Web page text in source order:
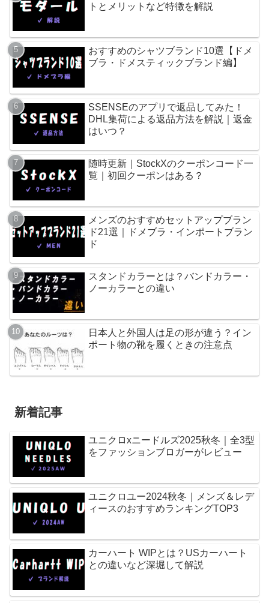
トとメリットなど特徴を解説
おすすめのシャツブランド10選【ドメ
ブラ・ドメスティックブランド編】
SSENSEのアプリで返品してみた！
DHL集荷による返品方法を解説｜返金
はいつ？
随時更新｜StockXのクーポンコード一
覧｜初回クーポンはある？
メンズのおすすめセットアップブラン
ド21選｜ドメブラ・インポートブラン
ド
スタンドカラーとは？バンドカラー・
ノーカラーとの違い
日本人と外国人は足の形が違う？イン
ポート物の靴を履くときの注意点
新着記事
ユニクロxニードルズ2025秋冬｜全3型
をファッションブロガーがレビュー
ユニクロユー2024秋冬｜メンズ＆レデ
ィースのおすすめランキングTOP3
カーハート WIPとは？USカーハート
との違いなど深堀して解説